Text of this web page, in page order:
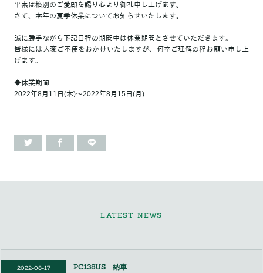
平素は格別のご愛顧を賜り心より御礼申し上げます。
さて、本年の夏季休業についてお知らせいたします。
誠に勝手ながら下記日程の期間中は休業期間とさせていただきます。
皆様には大変ご不便をおかけいたしますが、何卒ご理解の程お願い申し上
げます。
◆休業期間
2022年8月11日(木)～2022年8月15日(月)
LATEST NEWS
2022-08-17 PC138US 納車